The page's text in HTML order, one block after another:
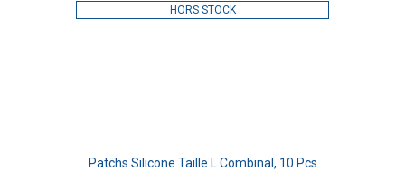
HORS STOCK
Patchs Silicone Taille L Combinal, 10 Pcs